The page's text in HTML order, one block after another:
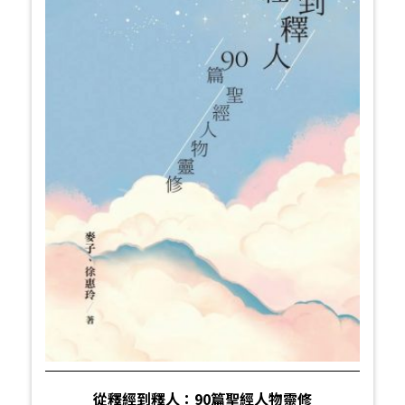
從釋經到釋人：90篇聖經人物靈修